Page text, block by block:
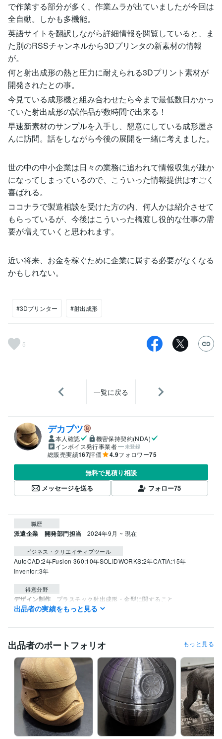
で作業する部分が多く、作業ムラが出ていましたが今回は
全自動。しかも多機能。
英語サイトを翻訳しながら詳細情報を閲覧していると、ま
た別のRSSチャンネルから3Dプリンタの新素材の情報
が。
何と射出成形の熱と圧力に耐えられる3Dプリント素材が
開発されたとの事。
今見ている成形機と組み合わせたら今まで最低数日かかっ
ていた射出成形の試作品が数時間で出来る！
早速新素材のサンプルを入手し、懇意にしている成形屋さ
んに訪問。話をしながら今後の展開を一緒に考えました。
世の中の中小企業は日々の業務に追われて情報収集が疎か
になってしまっているので、こういった情報提供はすごく
喜ばれる。
ココナラで製造相談を受けた方の内、何人かは紹介させて
もらっているが、今後はこういった橋渡し役的な仕事の需
要が増えていくと思われます。
近い将来、お金を稼ぐために企業に属する必要がなくなる
かもしれない。
#3Dプリンター #射出成形
5
一覧に戻る
デカブツ
本人確認
機密保持契約(NDA)
インボイス発行事業者
未登録
総販売実績167評価 4.9フォロワー75
無料で見積り相談
メッセージを送る
フォロー75
職歴
派遣企業 開発部門担当 2024年9月 ~ 現在
ビジネス・クリエイティブツール
AutoCAD:2年Fusion 360:10年SOLIDWORKS:2年CATIA:15年
Inventor:3年
得意分野
デザイン制作 プラスチック射出成形・金型に関すること
プラスチック 3Dプリンタ CAD
英語 日常会話レベル
出品者の実績をもっと見る
出品者のポートフォリオ もっと見る